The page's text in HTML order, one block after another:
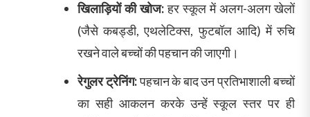
खिलाड़ियों की खोज:हर स्कूल में अलग-अलग खेलों
(जैसे कबड्डी, एथलेटिक्स, फुटबॉल आदि) में रुचि
रखने वाले बच्चों की पहचान की जाएगी।
रेगुलर ट्रेनिंग:पहचान के बाद उन प्रतिभाशाली बच्चों
का सही आकलन करके उन्हें स्कूल स्तर पर ही